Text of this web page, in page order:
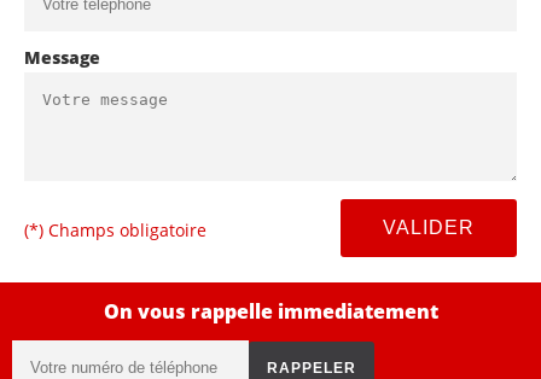
Message
(*) Champs obligatoire
On vous rappelle immediatement